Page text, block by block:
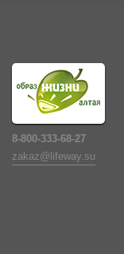
8-800-333-68-27
zakaz@lifeway.su